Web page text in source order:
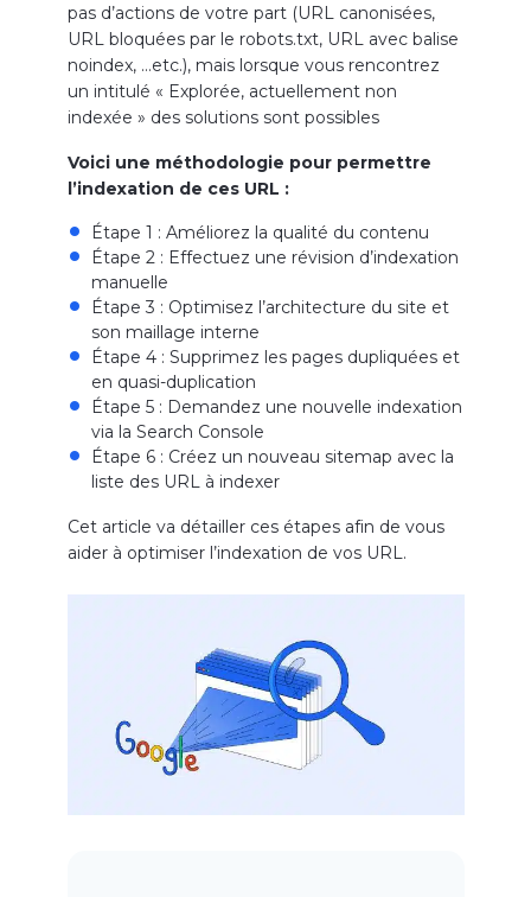
pas d’actions de votre part (URL canonisées,
URL bloquées par le robots.txt, URL avec balise
noindex, …etc.), mais lorsque vous rencontrez
un intitulé « Explorée, actuellement non
indexée » des solutions sont possibles
Voici une méthodologie pour permettre
l’indexation de ces URL :
Étape 1 : Améliorez la qualité du contenu
Étape 2 : Effectuez une révision d’indexation
manuelle
Étape 3 : Optimisez l’architecture du site et
son maillage interne
Étape 4 : Supprimez les pages dupliquées et
en quasi-duplication
Étape 5 : Demandez une nouvelle indexation
via la Search Console
Étape 6 : Créez un nouveau sitemap avec la
liste des URL à indexer
Cet article va détailler ces étapes afin de vous
aider à optimiser l’indexation de vos URL.